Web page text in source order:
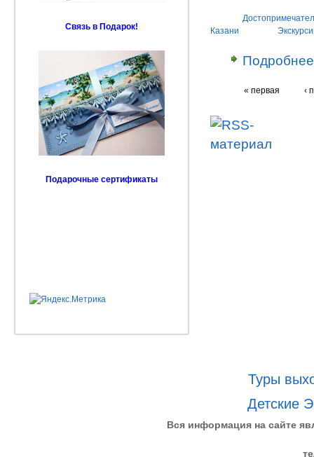
Казани
Подробнее
« первая ‹
Связь в Подарок!
Подарочные сертификаты
Туры
Детские
Вся информация на сайте